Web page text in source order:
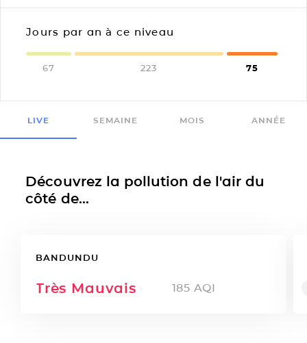
Jours par an à ce niveau
67 223 75
LIVE SEMAINE MOIS ANNÉE
Découvrez la pollution de l'air du
côté de...
BANDUNDU
Très Mauvais 185 AQI